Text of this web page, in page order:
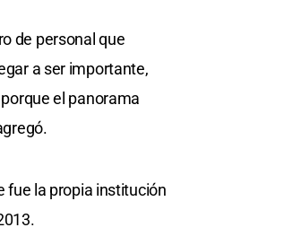
de personal que
a ser importante,
el panorama
fue la propia institución